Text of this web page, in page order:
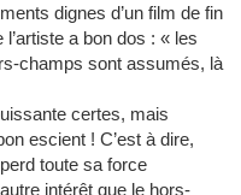
dignes d’un film de fin
a bon dos : « les
champs sont assumés, là
certes, mais
escient ! C’est à dire,
toute sa force
intérêt que le hors-